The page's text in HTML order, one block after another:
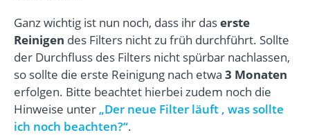
Ganz wichtig ist nun noch, dass ihr daserste
Reinigen des Filters nicht zu früh durchführt. Sollte
der Durchfluss des Filters nicht spürbar nachlassen,
so sollte die erste Reinigung nach etwa 3 Monaten
erfolgen. Bitte beachtet hierbei zudem noch die
Hinweise unter „Der neue Filter läuft , was sollte
ich noch beachten?“.